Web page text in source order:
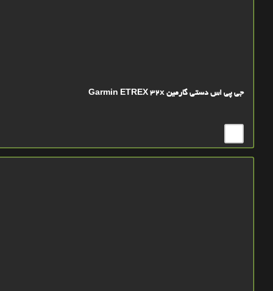
جی پی اس دستی گارمین Garmin ETREX 32x